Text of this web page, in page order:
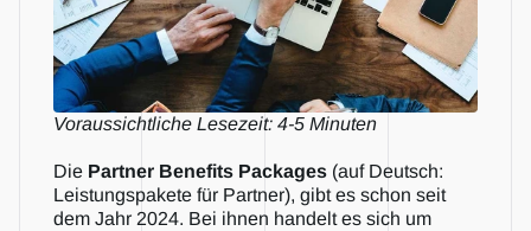
Voraussichtliche Lesezeit: 4-5 Minuten
Die Partner Benefits Packages (auf Deutsch:
Leistungspakete für Partner), gibt es schon seit
dem Jahr 2024. Bei ihnen handelt es sich um